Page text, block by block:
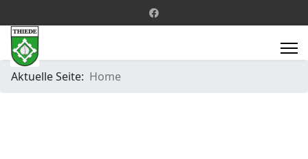
Aktuelle Seite: Home